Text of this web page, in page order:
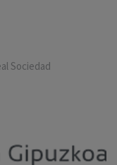
Sociedad